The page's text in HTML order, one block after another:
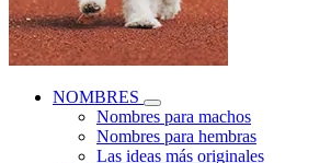
NOMBRES
Nombres para machos
Nombres para hembras
Las ideas más originales